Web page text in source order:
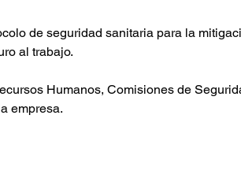
de seguridad sanitaria para la
al trabajo.
Humanos, Comisiones de
empresa.